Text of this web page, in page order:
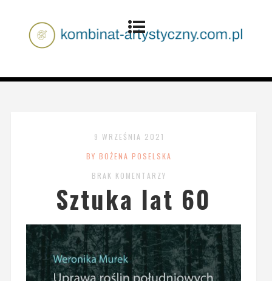
9 WRZEŚNIA 2021
BY BOŻENA POSELSKA
BRAK KOMENTARZY
Sztuka lat 60